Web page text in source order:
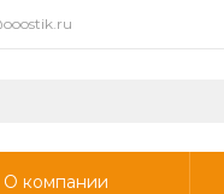
О компании